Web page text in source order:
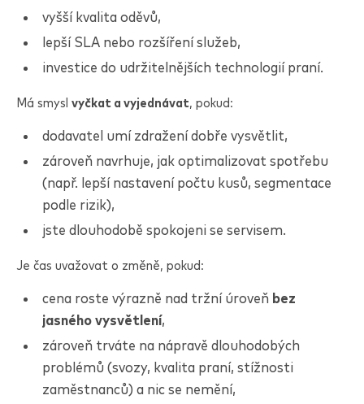
vyšší kvalita oděvů,
lepší SLA nebo rozšíření služeb,
investice do udržitelnějších technologií praní.
Má smysl vyčkat a vyjednávat, pokud:
dodavatel umí zdražení dobře vysvětlit,
zároveň navrhuje, jak optimalizovat spotřebu
(např. lepší nastavení počtu kusů, segmentace
podle rizik),
jste dlouhodobě spokojeni se servisem.
Je čas uvažovat o změně, pokud:
cena roste výrazně nad tržní úroveň bez
jasného vysvětlení,
zároveň trváte na nápravě dlouhodobých
problémů (svozy, kvalita praní, stížnosti
zaměstnanců) a nic se nemění,